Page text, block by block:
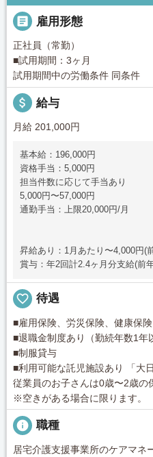
 雇用形態
正社員（常勤）
■試用期間：3ヶ月
試用期間中の労働条件 同条件
attach_money 給与
月給 201,000円
基本給：196,000円
資格手当：5,000円
担当件数に応じて手当あり
5,000円〜57,000円
通勤手当：上限20,000円/月
昇給あり：1月あたり〜4,000円(
賞与：年2回計2.4ヶ月分支給(前
favorite_border 待遇
■雇用保険、労災保険、健康保
■退職金制度あり（勤続年数1年
■制服貸与
■利用可能な託児施設あり 「大
従業員のお子さんは0歳〜2歳の
※空きがある場合に限ります。
info 職種
居宅介護支援事業所のケアマネ